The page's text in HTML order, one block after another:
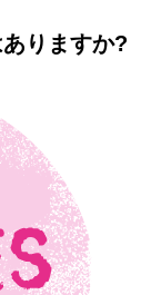
りますか?